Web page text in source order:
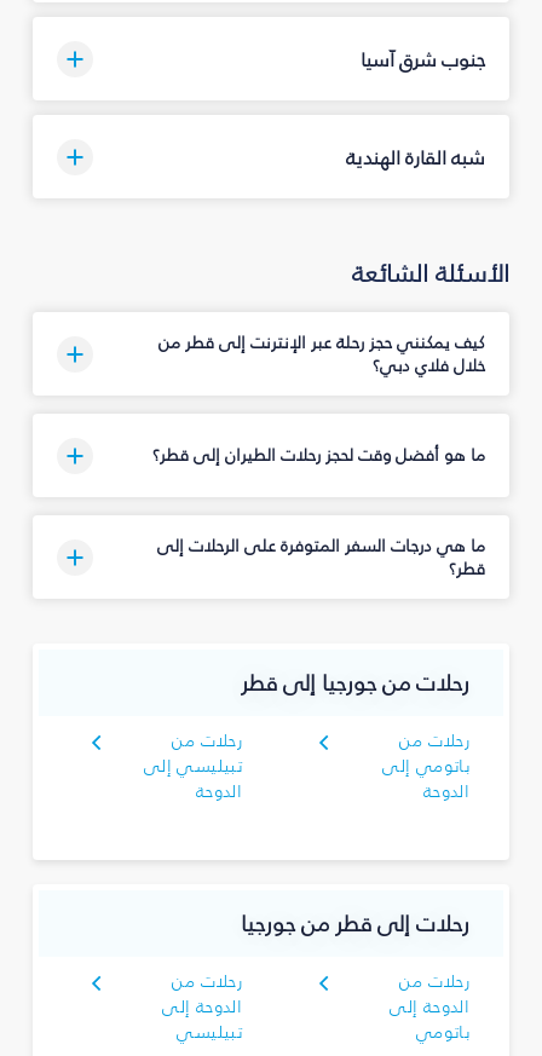
جنوب شرق آسيا
شبه القارة الهندية
الأسئلة الشائعة
كيف يمكنني حجز رحلة عبر الإنترنت إلى قطر من
خلال فلاي دبي؟
ما هو أفضل وقت لحجز رحلات الطيران إلى قطر؟
ما هي درجات السفر المتوفرة على الرحلات إلى
قطر؟
رحلات من جورجيا إلى قطر
رحلات من
باتومي إلى
الدوحة
رحلات من
تبيليسي إلى
الدوحة
رحلات إلى قطر من جورجيا
رحلات من
الدوحة إلى
باتومي
رحلات من
الدوحة إلى
تبيليسي